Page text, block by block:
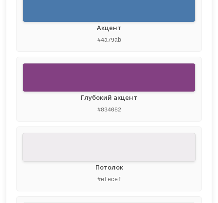
Акцент
#4a79ab
Глубокий акцент
#834082
Потолок
#efecef